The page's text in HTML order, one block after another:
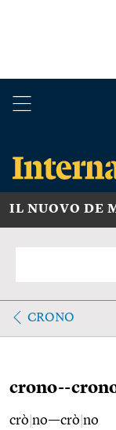
IL NUOVO DE
CRONO
crono--
crò no––crò no